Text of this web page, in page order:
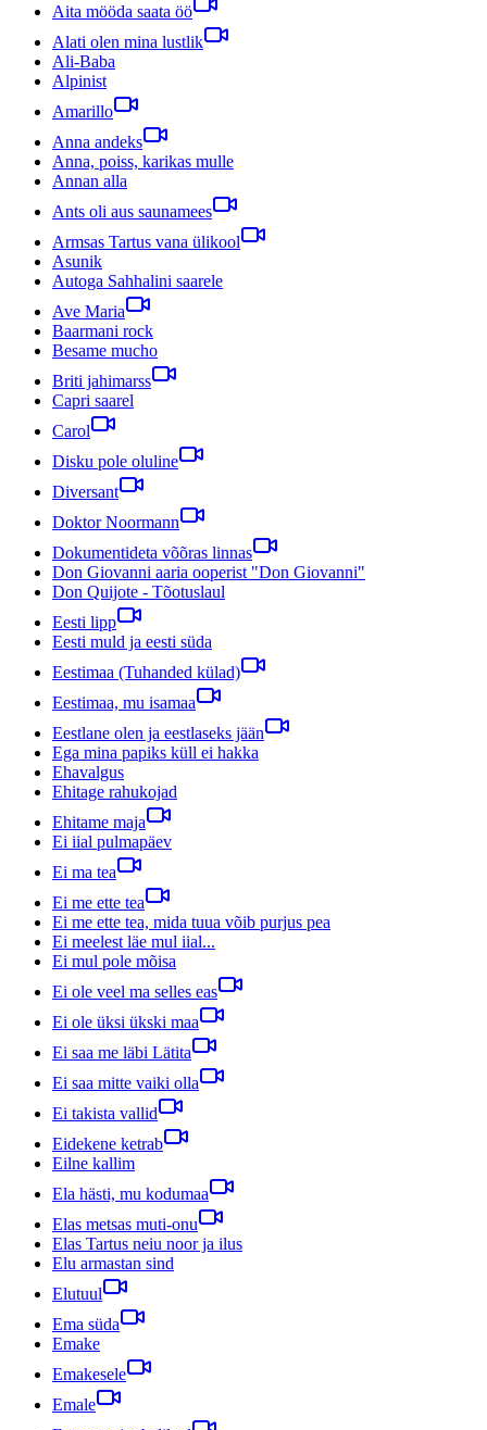
Aita mööda saata öö
Alati olen mina lustlik
Ali-Baba
Alpinist
Amarillo
Anna andeks
Anna, poiss, karikas mulle
Annan alla
Ants oli aus saunamees
Armsas Tartus vana ülikool
Asunik
Autoga Sahhalini saarele
Ave Maria
Baarmani rock
Besame mucho
Briti jahimarss
Capri saarel
Carol
Disku pole oluline
Diversant
Doktor Noormann
Dokumentideta võõras linnas
Don Giovanni aaria ooperist "Don Giovanni"
Don Quijote - Tõotuslaul
Eesti lipp
Eesti muld ja eesti süda
Eestimaa (Tuhanded külad)
Eestimaa, mu isamaa
Eestlane olen ja eestlaseks jään
Ega mina papiks küll ei hakka
Ehavalgus
Ehitage rahukojad
Ehitame maja
Ei iial pulmapäev
Ei ma tea
Ei me ette tea
Ei me ette tea, mida tuua võib purjus pea
Ei meelest läe mul iial...
Ei mul pole mõisa
Ei ole veel ma selles eas
Ei ole üksi ükski maa
Ei saa me läbi Lätita
Ei saa mitte vaiki olla
Ei takista vallid
Eidekene ketrab
Eilne kallim
Ela hästi, mu kodumaa
Elas metsas muti-onu
Elas Tartus neiu noor ja ilus
Elu armastan sind
Elutuul
Ema süda
Emake
Emakesele
Emale